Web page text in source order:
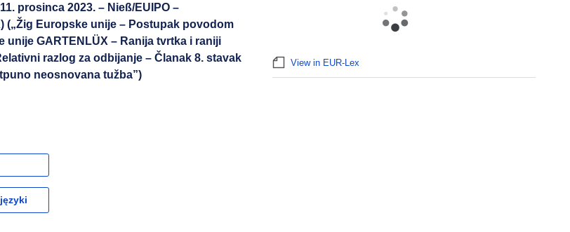
prosinca 2023. – Nieß/EUIPO –
(„Žig Europske unije – Postupak povodom
GARTENLÜX – Ranija tvrtka i raniji
razlog za odbijanje – Članak 8. stavak
neosnovana tužba”)
View in EUR-Lex